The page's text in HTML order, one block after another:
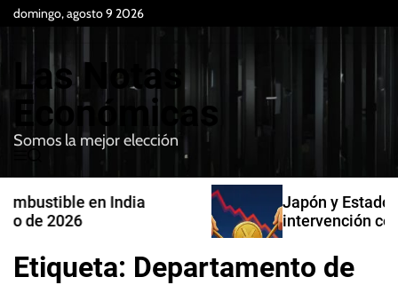
domingo, agosto 9 2026
Las Notas
Económicas
Somos la mejor elección
e
n
u
B
u
s
c
Japón y Estados Unidos confirman
intervención conjunta en compra de
Etiqueta: Departamento de